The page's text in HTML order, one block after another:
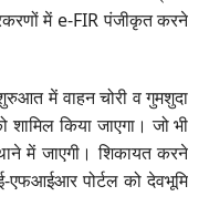
में e-FIR पंजीकृत करने
में वाहन चोरी व गुमशुदा
किया जाएगा। जो भी
में जाएगी। शिकायत करने
एफआईआर पोर्टल को देवभूमि